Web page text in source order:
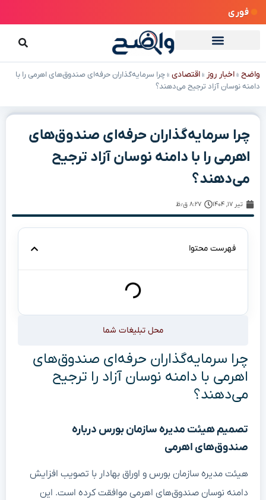
فوری
واضح »اخبار روز »اقتصادی »چرا سرمایه‌گذاران حرفه‌ای صندوق‌های اهرمی را با
دامنه نوسان آزاد ترجیح می‌دهند؟
چرا سرمایه‌گذاران حرفه‌ای صندوق‌های
اهرمی را با دامنه نوسان آزاد ترجیح
می‌دهند؟
تیر ۱۷, ۱۴۰۴ ۸:۲۷ ق٫ظ
فهرست محتوا
محل تبلیغات شما
چرا سرمایه‌گذاران حرفه‌ای صندوق‌های
اهرمی با دامنه نوسان آزاد را ترجیح
می‌دهند؟
تصمیم هیئت مدیره سازمان بورس درباره
صندوق‌های اهرمی
هیئت مدیره سازمان بورس و اوراق بهادار با تصویب افزایش
دامنه نوسان صندوق‌های اهرمی موافقت کرده است. این